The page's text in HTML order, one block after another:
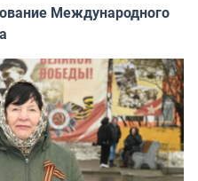
Международного